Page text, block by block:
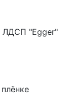
ЛДСП "Egger"